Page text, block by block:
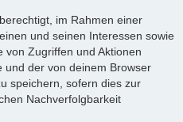
im Rahmen einer
und seinen Interessen sowie
von Zugriffen und Aktionen
und der von deinem Browser
speichern, sofern dies zur
Nachverfolgbarkeit